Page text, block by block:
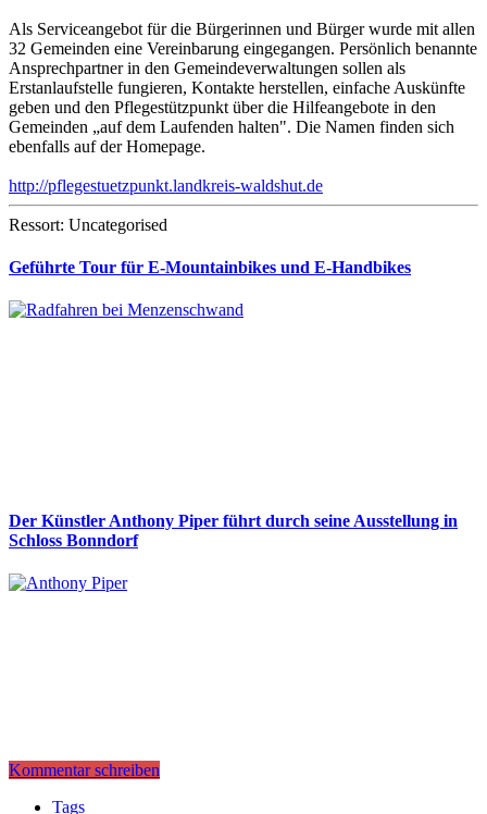
Als Serviceangebot für die Bürgerinnen und Bürger wurde mit allen
32 Gemeinden eine Vereinbarung eingegangen. Persönlich benannte
Ansprechpartner in den Gemeindeverwaltungen sollen als
Erstanlaufstelle fungieren, Kontakte herstellen, einfache Auskünfte
geben und den Pflegestützpunkt über die Hilfeangebote in den
Gemeinden „auf dem Laufenden halten". Die Namen finden sich
ebenfalls auf der Homepage.
http://pflegestuetzpunkt.landkreis-waldshut.de
Ressort: Uncategorised
Geführte Tour für E-Mountainbikes und E-Handbikes
Der Künstler Anthony Piper führt durch seine Ausstellung in
Schloss Bonndorf
Kommentar schreiben
Tags